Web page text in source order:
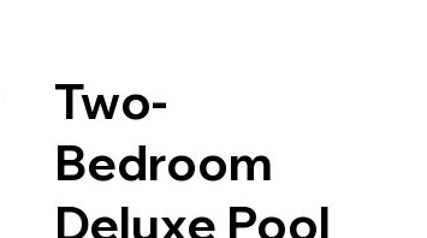
Two-
Bedroom
Deluxe Pool